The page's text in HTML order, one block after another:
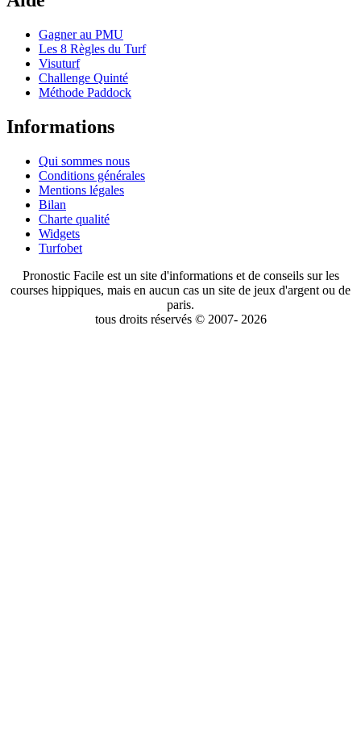
Gagner au PMU
Les 8 Règles du Turf
Visuturf
Challenge Quinté
Méthode Paddock
Informations
Qui sommes nous
Conditions générales
Mentions légales
Bilan
Charte qualité
Widgets
Turfobet
Pronostic Facile est un site d'informations et de conseils sur les
courses hippiques, mais en aucun cas un site de jeux d'argent ou de
paris.
tous droits réservés © 2007- 2026